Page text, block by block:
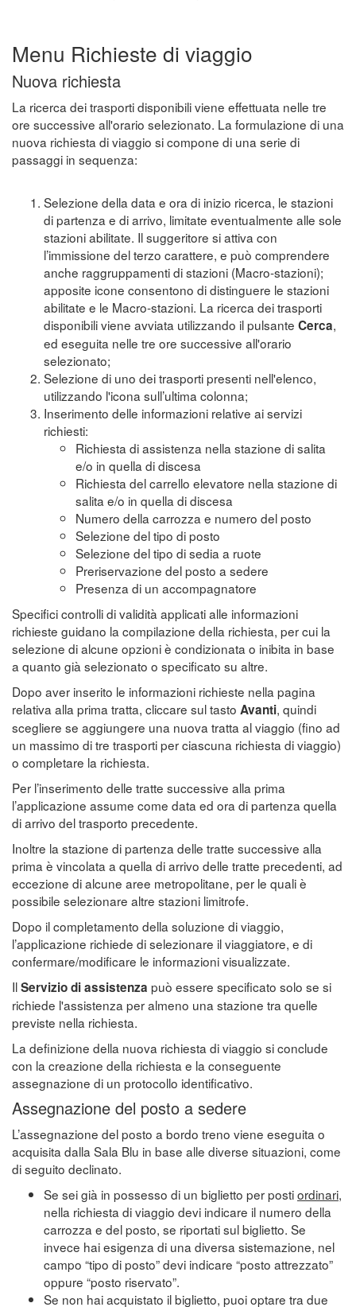
Menu Richieste di viaggio
Nuova richiesta
La ricerca dei trasporti disponibili viene effettuata nelle tre
ore successive all'orario selezionato. La formulazione di una
nuova richiesta di viaggio si compone di una serie di
passaggi in sequenza:
Selezione della data e ora di inizio ricerca, le stazioni
di partenza e di arrivo, limitate eventualmente alle sole
stazioni abilitate. Il suggeritore si attiva con
l’immissione del terzo carattere, e può comprendere
anche raggruppamenti di stazioni (Macro-stazioni);
apposite icone consentono di distinguere le stazioni
abilitate e le Macro-stazioni. La ricerca dei trasporti
disponibili viene avviata utilizzando il pulsante Cerca,
ed eseguita nelle tre ore successive all'orario
selezionato;
Selezione di uno dei trasporti presenti nell'elenco,
utilizzando l'icona sull’ultima colonna;
Inserimento delle informazioni relative ai servizi
richiesti:
Richiesta di assistenza nella stazione di salita
e/o in quella di discesa
Richiesta del carrello elevatore nella stazione di
salita e/o in quella di discesa
Numero della carrozza e numero del posto
Selezione del tipo di posto
Selezione del tipo di sedia a ruote
Preriservazione del posto a sedere
Presenza di un accompagnatore
Specifici controlli di validità applicati alle informazioni
richieste guidano la compilazione della richiesta, per cui la
selezione di alcune opzioni è condizionata o inibita in base
a quanto già selezionato o specificato su altre.
Dopo aver inserito le informazioni richieste nella pagina
relativa alla prima tratta, cliccare sul tasto Avanti, quindi
scegliere se aggiungere una nuova tratta al viaggio (fino ad
un massimo di tre trasporti per ciascuna richiesta di viaggio)
o completare la richiesta.
Per l’inserimento delle tratte successive alla prima
l’applicazione assume come data ed ora di partenza quella
di arrivo del trasporto precedente.
Inoltre la stazione di partenza delle tratte successive alla
prima è vincolata a quella di arrivo delle tratte precedenti, ad
eccezione di alcune aree metropolitane, per le quali è
possibile selezionare altre stazioni limitrofe.
Dopo il completamento della soluzione di viaggio,
l’applicazione richiede di selezionare il viaggiatore, e di
confermare/modificare le informazioni visualizzate.
IlServizio di assistenza può essere specificato solo se si
richiede l'assistenza per almeno una stazione tra quelle
previste nella richiesta.
La definizione della nuova richiesta di viaggio si conclude
con la creazione della richiesta e la conseguente
assegnazione di un protocollo identificativo.
Assegnazione del posto a sedere
L’assegnazione del posto a bordo treno viene eseguita o
acquisita dalla Sala Blu in base alle diverse situazioni, come
di seguito declinato.
Se sei già in possesso di un biglietto per postiordinari,
nella richiesta di viaggio devi indicare il numero della
carrozza e del posto, se riportati sul biglietto. Se
invece hai esigenza di una diversa sistemazione, nel
campo “tipo di posto” devi indicare “posto attrezzato”
oppure “posto riservato”.
Se non hai acquistato il biglietto, puoi optare tra due